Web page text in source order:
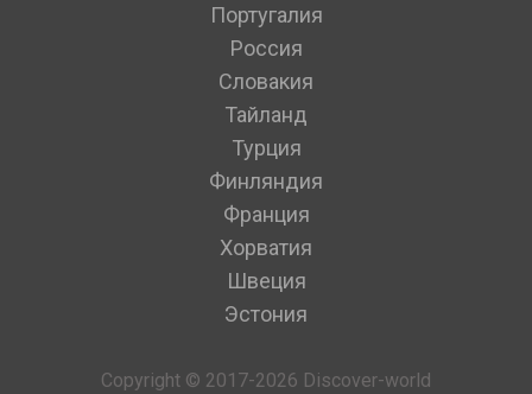
Португалия
Россия
Словакия
Тайланд
Турция
Финляндия
Франция
Хорватия
Швеция
Эстония
Copyright © 2017-2026 Discover-world